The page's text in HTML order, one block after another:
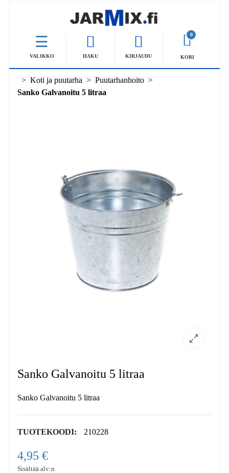
VALIKKO HAKU KIRJAUDU
0
KORI
Koti ja puutarha
Puutarhanhoito
Sanko Galvanoitu 5 litraa
Sanko Galvanoitu 5 litraa
Sanko Galvanoitu 5 litraa
TUOTEKOODI: 210228
4,95 €
Sisältää alv:n